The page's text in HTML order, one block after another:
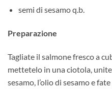
semi di sesamo q.b.
Preparazione
Tagliate il salmone fresco a
mettetelo in una ciotola, unite
sesamo, l’olio di sesamo e